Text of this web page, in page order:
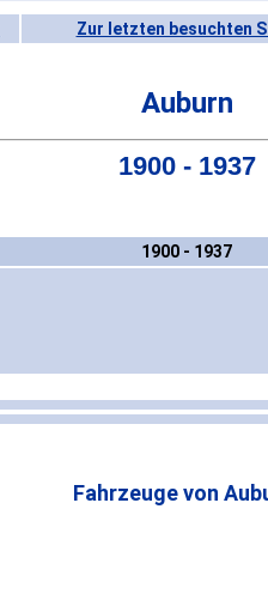
Zur letzten besuchten
Auburn
1900 - 1937
1900 - 1937
Fahrzeuge von